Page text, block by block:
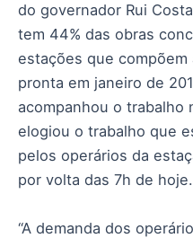
do governador Rui
tem 44% das obras
estações que
pronta em janeiro de
acompanhou o trabalho
elogiou o trabalho que
pelos operários da
por volta das 7h de hoje.
“A demanda dos